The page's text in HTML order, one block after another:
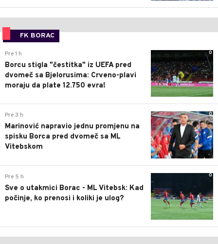
FK BORAC
0
Pre 1 h
Borcu stigla "čestitka" iz UEFA pred
dvomeč sa Bjelorusima: Crveno-plavi
moraju da plate 12.750 evra!
0
Pre 3 h
Marinović napravio jednu promjenu na
spisku Borca pred dvomeč sa ML
Vitebskom
0
Pre 5 h
Sve o utakmici Borac - ML Vitebsk: Kad
počinje, ko prenosi i koliki je ulog?